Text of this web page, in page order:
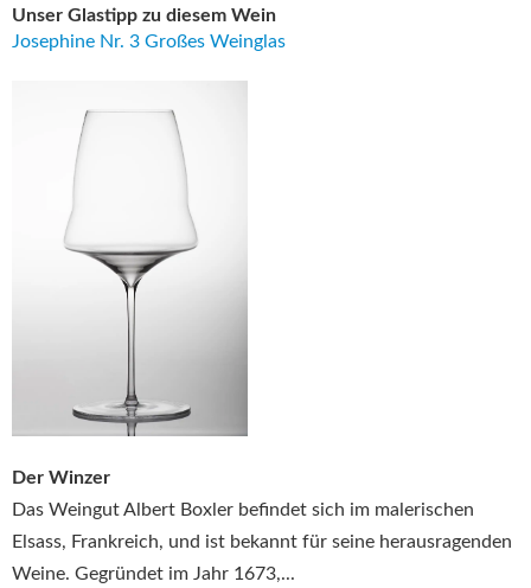
Unser Glastipp zu diesem Wein
Josephine Nr. 3 Großes Weinglas
Der Winzer
Das Weingut Albert Boxler befindet sich im malerischen
Elsass, Frankreich, und ist bekannt für seine herausragenden
Weine. Gegründet im Jahr 1673,...